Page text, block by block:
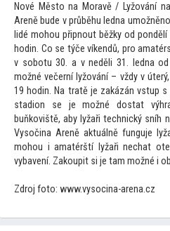
Nové Město na Moravě / Lyžování
Areně bude v průběhu ledna
lidé mohou připnout běžky od
hodin. Co se týče víkendů, pro
v sobotu 30. a v neděli 31. ledna
možné večerní lyžování – vždy v
19 hodin. Na tratě je zakázán vstup
stadion se je možné dostat
buňkoviště, aby lyžaři technický sníh
Vysočina Areně aktuálně funguje
mohou i amatérští lyžaři nechat
vybavení. Zakoupit si je tam možné i
Zdroj foto: www.vysocina-arena.cz